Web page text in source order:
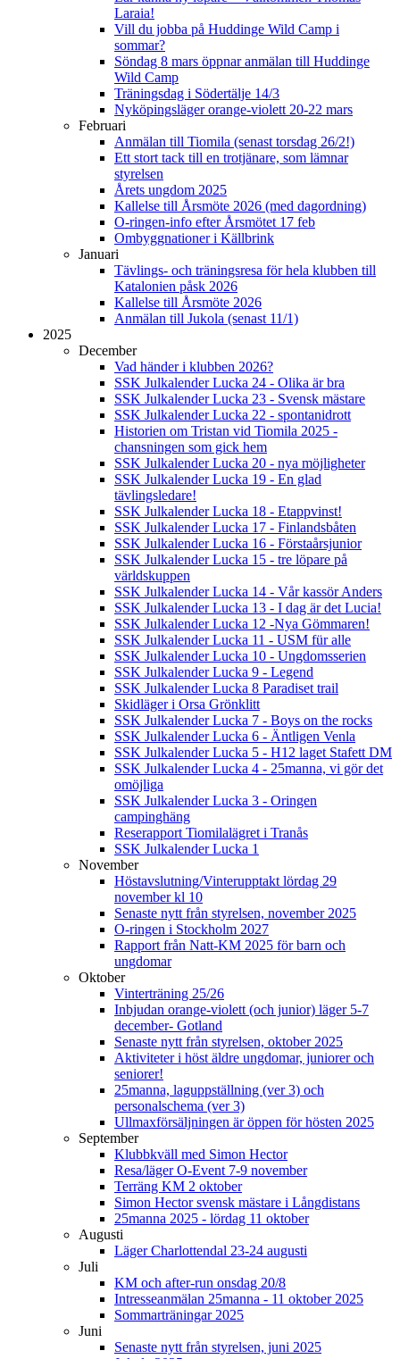
Laraia!
Vill du jobba på Huddinge Wild Camp i
sommar?
Söndag 8 mars öppnar anmälan till Huddinge
Wild Camp
Träningsdag i Södertälje 14/3
Nyköpingsläger orange-violett 20-22 mars
Februari
Anmälan till Tiomila (senast torsdag 26/2!)
Ett stort tack till en trotjänare, som lämnar
styrelsen
Årets ungdom 2025
Kallelse till Årsmöte 2026 (med dagordning)
O-ringen-info efter Årsmötet 17 feb
Ombyggnationer i Källbrink
Januari
Tävlings- och träningsresa för hela klubben till
Katalonien påsk 2026
Kallelse till Årsmöte 2026
Anmälan till Jukola (senast 11/1)
2025
December
Vad händer i klubben 2026?
SSK Julkalender Lucka 24 - Olika är bra
SSK Julkalender Lucka 23 - Svensk mästare
SSK Julkalender Lucka 22 - spontanidrott
Historien om Tristan vid Tiomila 2025 -
chansningen som gick hem
SSK Julkalender Lucka 20 - nya möjligheter
SSK Julkalender Lucka 19 - En glad
tävlingsledare!
SSK Julkalender Lucka 18 - Etappvinst!
SSK Julkalender Lucka 17 - Finlandsbåten
SSK Julkalender Lucka 16 - Förstaårsjunior
SSK Julkalender Lucka 15 - tre löpare på
världskuppen
SSK Julkalender Lucka 14 - Vår kassör Anders
SSK Julkalender Lucka 13 - I dag är det Lucia!
SSK Julkalender Lucka 12 -Nya Gömmaren!
SSK Julkalender Lucka 11 - USM für alle
SSK Julkalender Lucka 10 - Ungdomsserien
SSK Julkalender Lucka 9 - Legend
SSK Julkalender Lucka 8 Paradiset trail
Skidläger i Orsa Grönklitt
SSK Julkalender Lucka 7 - Boys on the rocks
SSK Julkalender Lucka 6 - Äntligen Venla
SSK Julkalender Lucka 5 - H12 laget Stafett DM
SSK Julkalender Lucka 4 - 25manna, vi gör det
omöjliga
SSK Julkalender Lucka 3 - Oringen
campinghäng
Reserapport Tiomilalägret i Tranås
SSK Julkalender Lucka 1
November
Höstavslutning/Vinterupptakt lördag 29
november kl 10
Senaste nytt från styrelsen, november 2025
O-ringen i Stockholm 2027
Rapport från Natt-KM 2025 för barn och
ungdomar
Oktober
Vinterträning 25/26
Inbjudan orange-violett (och junior) läger 5-7
december- Gotland
Senaste nytt från styrelsen, oktober 2025
Aktiviteter i höst äldre ungdomar, juniorer och
seniorer!
25manna, laguppställning (ver 3) och
personalschema (ver 3)
Ullmaxförsäljningen är öppen för hösten 2025
September
Klubbkväll med Simon Hector
Resa/läger O-Event 7-9 november
Terräng KM 2 oktober
Simon Hector svensk mästare i Långdistans
25manna 2025 - lördag 11 oktober
Augusti
Läger Charlottendal 23-24 augusti
Juli
KM och after-run onsdag 20/8
Intresseanmälan 25manna - 11 oktober 2025
Sommarträningar 2025
Juni
Senaste nytt från styrelsen, juni 2025